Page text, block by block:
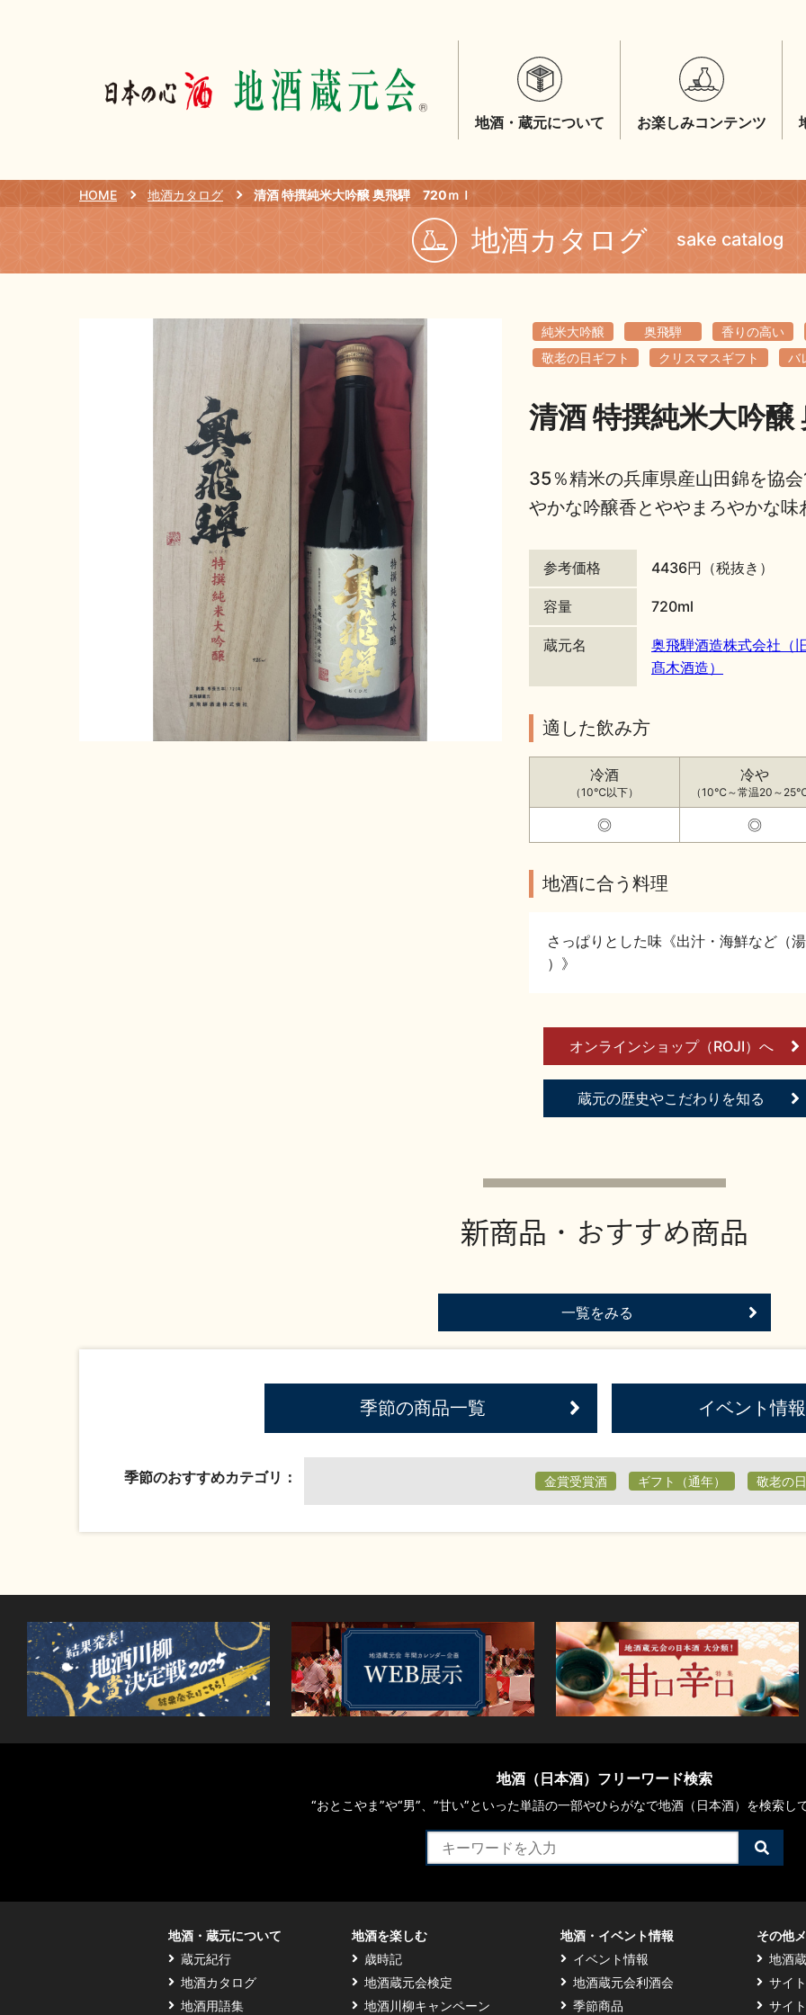
地酒・蔵元について お楽しみコンテンツ
HOME 地酒カタログ 清酒 特撰純米大吟醸 奥飛騨 720ｍｌ
地酒カタログ sake catalog
純米大吟醸 奥飛騨 香りの高い
敬老の日ギフト
クリスマスギフト バ
清酒 特撰純米大吟
35％精米の兵庫県産山田錦を協
やかな吟醸香とややまろやかな味
参考価格 4436円（税抜き）
容量 720ml
蔵元名
奥飛騨酒造株式会社（
髙木酒造）
適した飲み方
冷酒
（10℃以下）
冷や
（10℃～常温20～25℃
◎ ◎
地酒に合う料理
さっぱりとした味《出汁・海鮮など（
）》
オンラインショップ（ROJI）へ
蔵元の歴史やこだわりを知る
新商品・おすすめ商品
一覧をみる
季節の商品一覧 イベント情
季節のおすすめカテゴリ： 金賞受賞酒 ギフト（通年） 敬老の
地酒（日本酒）フリーワード検索
“おとこやま”や“男”、”甘い”といった単語の一部やひらがなで地酒（日本酒）を検索し
検
索
地酒・蔵元について
蔵元紀行
地酒カタログ
地酒用語集
地酒を楽しむ
歳時記
地酒蔵元会検定
地酒川柳キャンペーン
地酒・イベント情報
イベント情報
地酒蔵元会利酒会
季節商品
その他
地酒
サイ
サイ